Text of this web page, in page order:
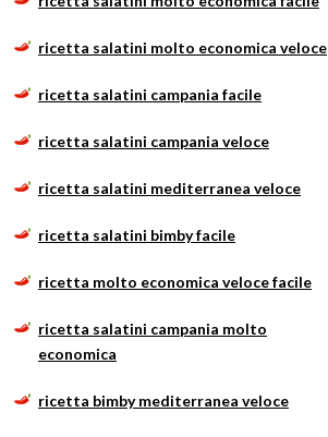
ricetta salatini molto economica veloce
ricetta salatini campania facile
ricetta salatini campania veloce
ricetta salatini mediterranea veloce
ricetta salatini bimby facile
ricetta molto economica veloce facile
ricetta salatini campania molto
economica
ricetta bimby mediterranea veloce